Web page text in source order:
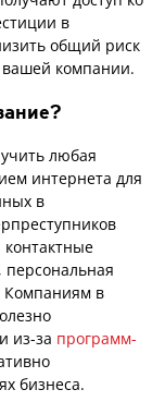
в
общий риск
вашей компании.
любая
интернета для
в
Компаниям в
из-за программ-
бизнеса.